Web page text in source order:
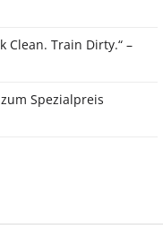
Clean. Train Dirty.“ –
Spezialpreis